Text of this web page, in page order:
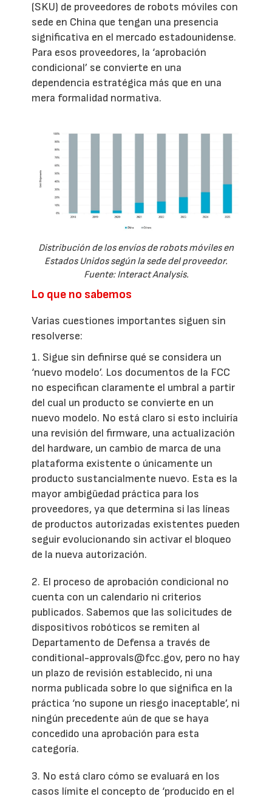
(SKU) de proveedores de robots móviles con
sede en China que tengan una presencia
significativa en el mercado estadounidense.
Para esos proveedores, la ‘aprobación
condicional’ se convierte en una
dependencia estratégica más que en una
mera formalidad normativa.
Distribución de los envíos de robots móviles en
Estados Unidos según la sede del proveedor.
Fuente: Interact Analysis.
Lo que no sabemos
Varias cuestiones importantes siguen sin
resolverse:
1. Sigue sin definirse qué se considera un
‘nuevo modelo’. Los documentos de la FCC
no especifican claramente el umbral a partir
del cual un producto se convierte en un
nuevo modelo. No está claro si esto incluiría
una revisión del firmware, una actualización
del hardware, un cambio de marca de una
plataforma existente o únicamente un
producto sustancialmente nuevo. Esta es la
mayor ambigüedad práctica para los
proveedores, ya que determina si las líneas
de productos autorizadas existentes pueden
seguir evolucionando sin activar el bloqueo
de la nueva autorización.
2. El proceso de aprobación condicional no
cuenta con un calendario ni criterios
publicados. Sabemos que las solicitudes de
dispositivos robóticos se remiten al
Departamento de Defensa a través de
conditional-approvals@fcc.gov, pero no hay
un plazo de revisión establecido, ni una
norma publicada sobre lo que significa en la
práctica ‘no supone un riesgo inaceptable’, ni
ningún precedente aún de que se haya
concedido una aprobación para esta
categoría.
3. No está claro cómo se evaluará en los
casos límite el concepto de ‘producido en el